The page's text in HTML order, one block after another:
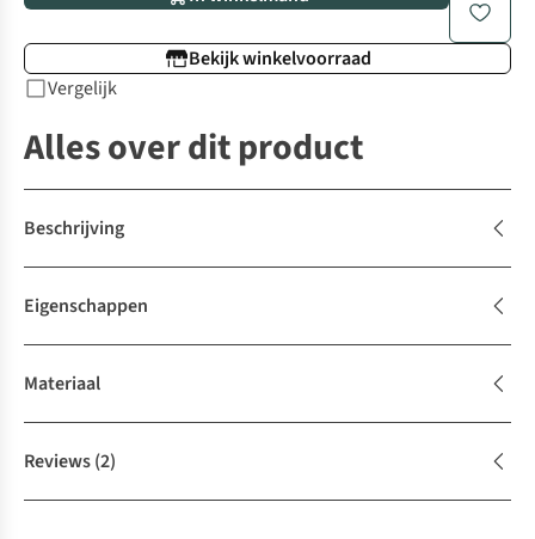
Bekijk winkelvoorraad
Vergelijk
Alles over dit product
Beschrijving
Eigenschappen
Materiaal
Reviews(2)